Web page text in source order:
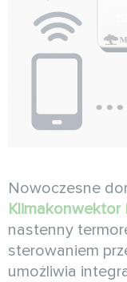
Nowoczesne
Klimakonwektor
nastenny
sterowaniem
umożliwia